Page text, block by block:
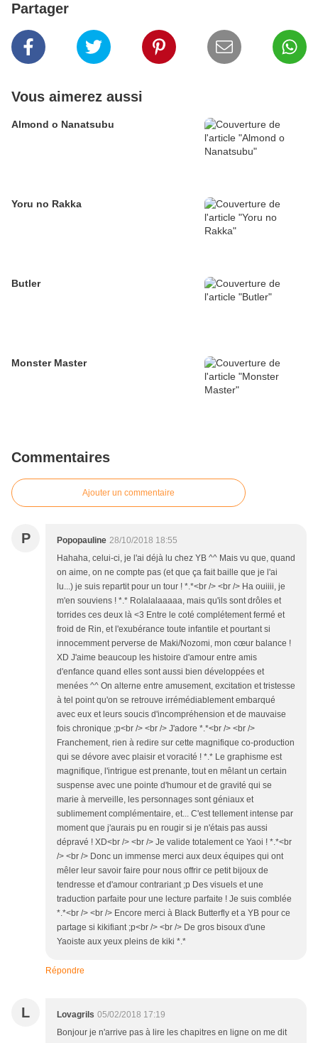
Partager
Vous aimerez aussi
Almond o Nanatsubu
Yoru no Rakka
Butler
Monster Master
Commentaires
Ajouter un commentaire
P Popopauline 28/10/2018 18:55
Hahaha, celui-ci, je l'ai déjà lu chez YB ^^ Mais vu que, quand
on aime, on ne compte pas (et que ça fait baille que je l'ai
lu...) je suis repartit pour un tour ! *.*<br /> <br /> Ha ouiiii, je
m'en souviens ! *.* Rolalalaaaaa, mais qu'ils sont drôles et
torrides ces deux là <3 Entre le coté complétement fermé et
froid de Rin, et l'exubérance toute infantile et pourtant si
innocemment perverse de Maki/Nozomi, mon cœur balance !
XD J'aime beaucoup les histoire d'amour entre amis
d'enfance quand elles sont aussi bien développées et
menées ^^ On alterne entre amusement, excitation et tristesse
à tel point qu'on se retrouve irrémédiablement embarqué
avec eux et leurs soucis d'incompréhension et de mauvaise
fois chronique ;p<br /> <br /> J'adore *.*<br /> <br />
Franchement, rien à redire sur cette magnifique co-production
qui se dévore avec plaisir et voracité ! *.* Le graphisme est
magnifique, l'intrigue est prenante, tout en mêlant un certain
suspense avec une pointe d'humour et de gravité qui se
marie à merveille, les personnages sont géniaux et
sublimement complémentaire, et... C'est tellement intense par
moment que j'aurais pu en rougir si je n'étais pas aussi
dépravé ! XD<br /> <br /> Je valide totalement ce Yaoi ! *.*<br
/> <br /> Donc un immense merci aux deux équipes qui ont
mêler leur savoir faire pour nous offrir ce petit bijoux de
tendresse et d'amour contrariant ;p Des visuels et une
traduction parfaite pour une lecture parfaite ! Je suis comblée
*.*<br /> <br /> Encore merci à Black Butterfly et a YB pour ce
partage si kikifiant ;p<br /> <br /> De gros bisoux d'une
Yaoiste aux yeux pleins de kiki *.*
Répondre
L Lovagrils 05/02/2018 17:19
Bonjour je n'arrive pas à lire les chapitres en ligne on me dit